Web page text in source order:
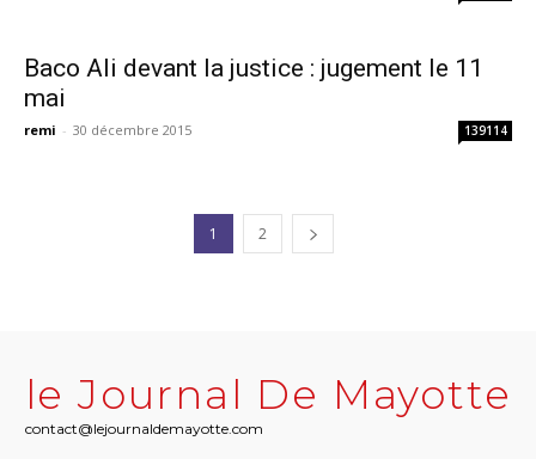
Baco Ali devant la justice : jugement le 11
mai
remi - 30 décembre 2015 139114
1 2
le Journal De Mayotte
contact@lejournaldemayotte.com